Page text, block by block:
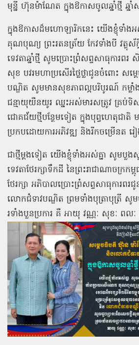
មុន្នី ហ៊ុនម៉ាណែត ក្នុងឱកាសចូលឆ្នាំថ្មី
ក្នុងឱកាសដ៏មហោឡារិកនេះ យើងខ្ញុំទាំ
គុណបុណ្យ ព្រះរតនត្រ័យ កែវទាំងបី វត្ថុស័
ទេវតាឆ្នាំថ្មី សូមប្រោះព្រំសព្ទសាធុការ
សុខ បវរមហាប្រសើរថ្លៃថ្លាជូនចំពោះ ស
បណ្ឌិត សូមមានសុខភាពល្អបរិបូរណ៍ កម្លាំងព
ជន្មាយុយឺនយូរ ឈ្នះអស់មារសត្រូវ គ្រប់
ជោគជ័យថ្មីបន្ថែមទៀត ក្នុងបុព្វហេតុជាតិ
ប្រកបដោយការអភិវឌ្ឍ និងរីកចម្រើនត រ
ជាថ្មីម្ដងទៀត យើងខ្ញុំទាំងអស់គ្នា សូមបួង
ទេវតាថែរក្សាទឹកដី នៃព្រះរាជាណាចក្រ
ថែរក្សា អភិបាលប្រោះព្រំសព្ទសាធុការព
លោកជំទាវបណ្ឌិត ព្រមទាំងបុត្រាបុត្រី សូ
រទាំងបួនប្រការ គឺ អាយុ វណ្ណៈ សុខៈ ពល